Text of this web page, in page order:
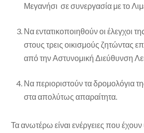
Μεγανήσι σε συνεργασία με το
Να εντατικοποιηθούν οι έλεγχοι
στους τρεις οικισμούς ζητώντας
από την Αστυνομική Διεύθυνση
Να περιοριστούν τα δρομολόγια
στα απολύτως απαραίτητα.
Τα ανωτέρω είναι ενέργειες που